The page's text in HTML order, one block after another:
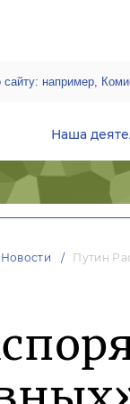
Наша
Новости Путин